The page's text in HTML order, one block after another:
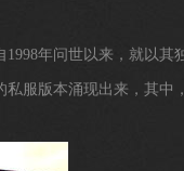
年问世以来，就以其
服版本涌现出来，其中